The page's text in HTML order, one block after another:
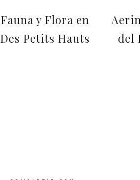
Fauna y Flora en
Des Petits Hauts
del